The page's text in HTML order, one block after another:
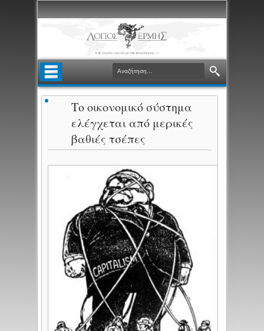
Το οικονομικό σύστημα
ελέγχεται από μερικές
βαθιές τσέπες